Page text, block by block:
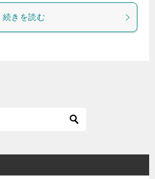
続きを読む